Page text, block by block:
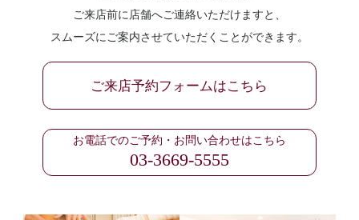
ご来店前に店舗へご連絡いただけますと、
スムーズにご案内させていただくことができます。
ご来店予約フォームはこちら
お電話でのご予約・お問い合わせはこちら
03-3669-5555